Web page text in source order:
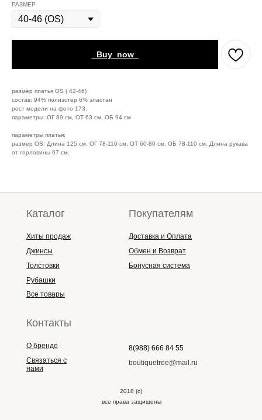
РАЗМЕР
_Buy_now_
размер платья ОS ( 42-46)
состав: 94% полиэстер 6% эластан
рост модели на фото 173,
параметры: ОГ 89 см, ОТ 63 см, ОБ 94 см
параметры платья:
размер ОS: Длина 125 см, ОГ 78-110 см, ОТ 60-80 см, ОБ 78-110 см. Длина рукава
от горловины 67 см.
8(988) 666 84 55
boutiquetree@mail.ru
2018 (с)
все права защищены
Каталог
Хиты продаж
Джинсы
Толстовки
Рубашки
Все товары
Доставка и Оплата
Обмен и Возврат
Бонусная система
О бренде
Связаться с
нами
Покупателям
Контакты